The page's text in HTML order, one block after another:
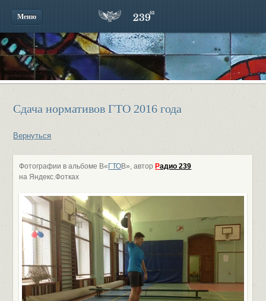
Меню
Сдача нормативов ГТО 2016 года
Вернуться
Фотографии в альбоме В« ГТОВ», автор Радио 239
на Яндекс.Фотках